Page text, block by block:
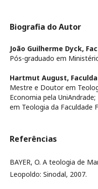
Biografia do Autor
João Guilherme Dyck,
Pós-graduado em
Hartmut August,
Mestre e Doutor em
Economia pela
em Teologia da Faculdade
Referências
BAYER, O. A teologia de
Leopoldo: Sinodal, 2007.